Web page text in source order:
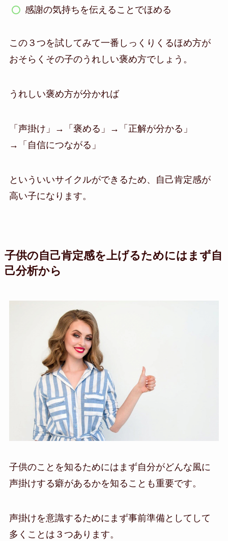
感謝の気持ちを伝えることでほめる
この３つを試してみて一番しっくりくるほめ方が
おそらくその子のうれしい褒め方でしょう。
うれしい褒め方が分かれば
「声掛け」→「褒める」→「正解が分かる」
→「自信につながる」
といういいサイクルができるため、自己肯定感が
高い子になります。
子供の自己肯定感を上げるためにはまず自
己分析から
子供のことを知るためにはまず自分がどんな風に
声掛けする癖があるかを知ることも重要です。
声掛けを意識するためにまず事前準備としてして
多くことは３つあります。